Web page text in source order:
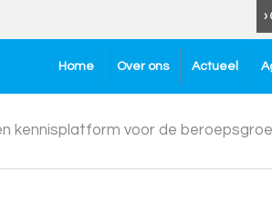
›
Home Over ons Actueel
kennisplatform voor de